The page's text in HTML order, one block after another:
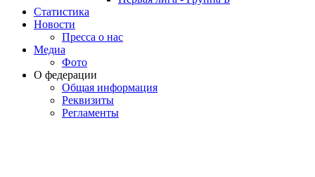
Статистика
Новости
Пресса о нас
Медиа
Фото
О федерации
Общая информация
Реквизиты
Регламенты